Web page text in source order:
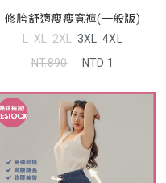
修胯舒適瘦瘦寬褲(一般版)
L XL 2XL 3XL 4XL
NT.890
NTD.1